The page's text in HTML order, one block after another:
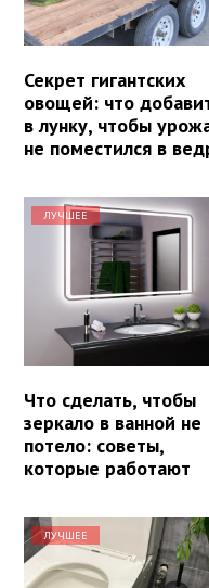
Секрет гигантских
овощей: что
в лунку, чтобы
не поместился в
ЛУЧШЕЕ
Что сделать, чтобы
зеркало в ванной не
потело: советы,
которые работают
ЛУЧШЕЕ